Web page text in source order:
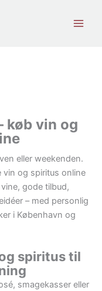
køb vin og
eller weekenden.
vin og spiritus online
gode tilbud,
– med personlig
i København og
spiritus til
smagekasser eller